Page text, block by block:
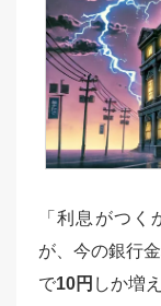
「利息がつ
が、今の銀行
で10円 しか増